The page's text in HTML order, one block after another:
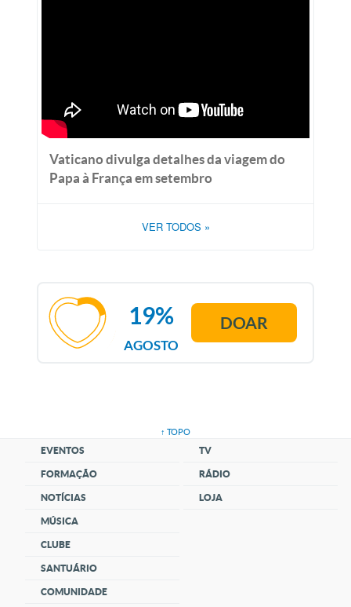
Vaticano divulga detalhes da viagem do
Papa à França em setembro
VER TODOS »
AGOSTO
19% DOAR
↑ TOPO
EVENTOS
FORMAÇÃO
NOTÍCIAS
MÚSICA
CLUBE
SANTUÁRIO
COMUNIDADE
TV
RÁDIO
LOJA